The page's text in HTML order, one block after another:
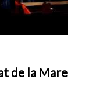
de la Mare